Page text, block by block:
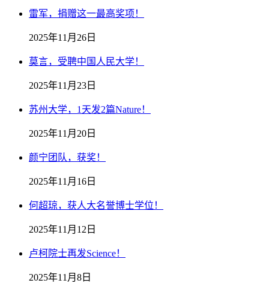
雷军，捐赠这一最高奖项！
2025年11月26日
莫言，受聘中国人民大学！
2025年11月23日
苏州大学，1天发2篇Nature！
2025年11月20日
颜宁团队，获奖！
2025年11月16日
何超琼，获人大名誉博士学位！
2025年11月12日
卢柯院士再发Science！
2025年11月8日